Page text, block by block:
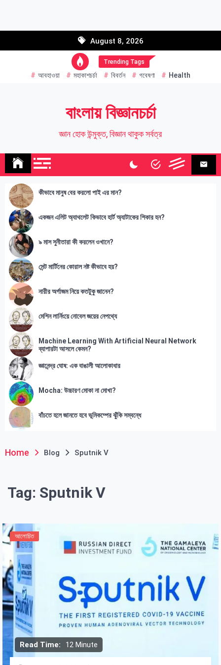
August 8, 2026
Trending Tags
আবহাওয়া মহাকাশচর্চা বিবর্তন গবেষণা Health
বাংলায় বিজ্ঞানচর্চা
জ্ঞান হোক উন্মুক্ত, বিজ্ঞান থাকুক সর্বত্র
কীভাবে মানুষ বের করলো পাই এর মান?
একজন এলিট অ্যাথলেট কিভাবে হার্ট অ্যাটাকের শিকার হন?
৯ মাস সুনীতারা কী করলেন ওখানে?
সেন্ট মার্টিনের কোরাল নষ্ট কীভাবে হয়?
নারীর অর্গাজম নিয়ে কতটুকু জানেন?
মেশিন লার্নিংয়ে নোবেল জয়ের নেপথ্যে
Machine Learning With Artificial Neural Network
ব্যাপারটা আসলে কেমন?
জ্ঞানেন্দ্র ঘোষ: এক বাঙালী আলোকাধার
Mocha: উচ্চারণ মোকা না মোখা?
বাঁচতে হলে জানতে হবে ভূমিকম্পের ঝুঁকি সম্বন্ধে
Home Blog Sputnik V
Tag: Sputnik V
Read Time: 12 Minute
আলোচিত